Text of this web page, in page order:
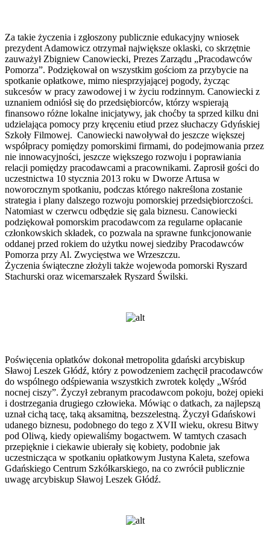
Za takie życzenia i zgłoszony publicznie edukacyjny wniosek
prezydent Adamowicz otrzymał największe oklaski, co skrzętnie
zauważył Zbigniew Canowiecki, Prezes Zarządu „Pracodawców
Pomorza”. Podziękował on wszystkim gościom za przybycie na
spotkanie opłatkowe, mimo niesprzyjającej pogody, życząc
sukcesów w pracy zawodowej i w życiu rodzinnym. Canowiecki z
uznaniem odniósł się do przedsiębiorców, którzy wspierają
finansowo różne lokalne inicjatywy, jak choćby ta sprzed kilku dni
udzielająca pomocy przy kręceniu etiud przez słuchaczy Gdyńskiej
Szkoły Filmowej. Canowiecki nawoływał do jeszcze większej
współpracy pomiędzy pomorskimi firmami, do podejmowania przez
nie innowacyjności, jeszcze większego rozwoju i poprawiania
relacji pomiędzy pracodawcami a pracownikami. Zaprosił gości do
uczestnictwa 10 stycznia 2013 roku w Dworze Artusa w
noworocznym spotkaniu, podczas którego nakreślona zostanie
strategia i plany dalszego rozwoju pomorskiej przedsiębiorczości.
Natomiast w czerwcu odbędzie się gala biznesu. Canowiecki
podziękował pomorskim pracodawcom za regularne opłacanie
członkowskich składek, co pozwala na sprawne funkcjonowanie
oddanej przed rokiem do użytku nowej siedziby Pracodawców
Pomorza przy Al. Zwycięstwa we Wrzeszczu.
Życzenia świąteczne złożyli także wojewoda pomorski Ryszard
Stachurski oraz wicemarszałek Ryszard Świlski.
Poświęcenia opłatków dokonał metropolita gdański arcybiskup
Sławoj Leszek Głódź, który z powodzeniem zachęcił pracodawców
do wspólnego odśpiewania wszystkich zwrotek kolędy „Wśród
nocnej ciszy”. Życzył zebranym pracodawcom pokoju, bożej opieki
i dostrzegania drugiego człowieka. Mówiąc o datkach, za najlepszą
uznał cichą tacę, taką aksamitną, bezszelestną. Życzył Gdańskowi
udanego biznesu, podobnego do tego z XVII wieku, okresu Bitwy
pod Oliwą, kiedy opiewaliśmy bogactwem. W tamtych czasach
przepięknie i ciekawie ubierały się kobiety, podobnie jak
uczestnicząca w spotkaniu opłatkowym Justyna Kaleta, szefowa
Gdańskiego Centrum Szkółkarskiego, na co zwrócił publicznie
uwagę arcybiskup Sławoj Leszek Głódź.